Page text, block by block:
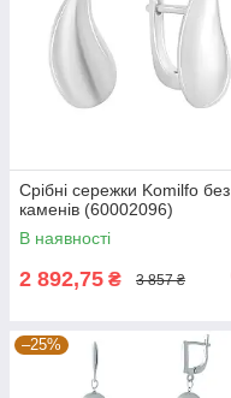
Срібні сережки Komilfo без
каменів (60002096)
В наявності
2 892,75 ₴ 3 857 ₴
–25%